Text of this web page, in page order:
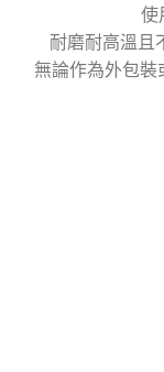
使
耐磨耐高溫且
無論作為外包